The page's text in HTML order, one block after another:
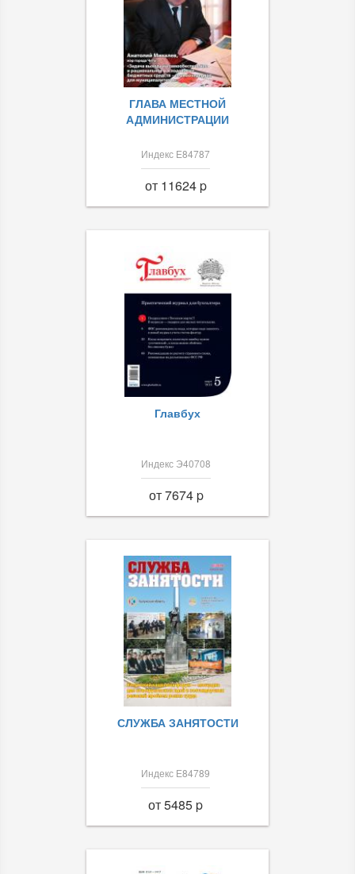
ГЛАВА МЕСТНОЙ
АДМИНИСТРАЦИИ
Индекс Е84787
от 11624 p
Главбух
Индекс Э40708
от 7674 p
СЛУЖБА ЗАНЯТОСТИ
Индекс Е84789
от 5485 p